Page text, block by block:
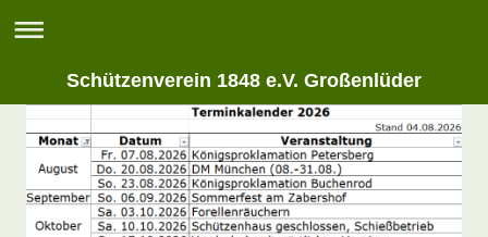
Schützenverein 1848 e.V. Großenlüder